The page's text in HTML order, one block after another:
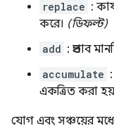
replace :
করে। (ডিফল্ট)
add : প্রভাব
accumulate
একত্রিত করা
যোগ এবং সঞ্চয়ের